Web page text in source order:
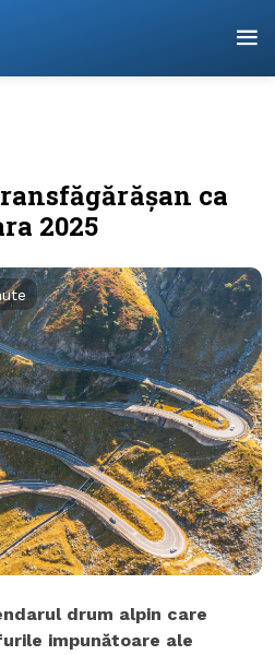
ca
2025
drum alpin care
impunătoare ale